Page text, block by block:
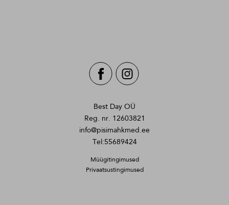
Best Day OÜ
Reg. nr. 12603821
info@pisimahkmed.ee
Tel:55689424
Müügitingimused
Privaatsustingimused